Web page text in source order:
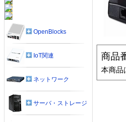
商品
本商品
OpenBlocks
IoT関連
ネットワーク
サーバ・ストレージ